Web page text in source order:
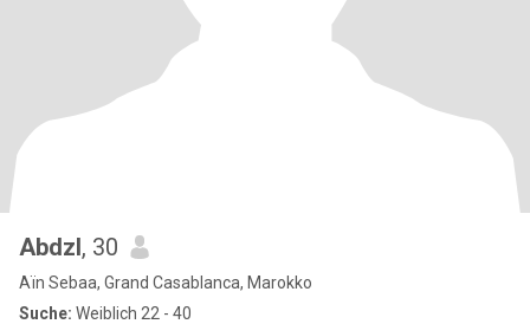
Abdzl, 30
Aïn Sebaa, Grand Casablanca, Marokko
Suche: Weiblich 22 - 40